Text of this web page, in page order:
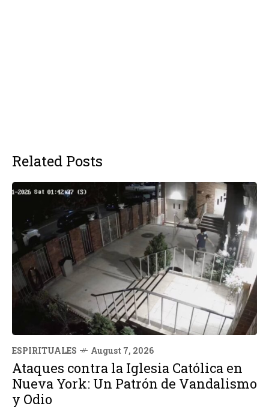
Related Posts
ESPIRITUALES August 7, 2026
Ataques contra la Iglesia Católica en
Nueva York: Un Patrón de Vandalismo
y Odio